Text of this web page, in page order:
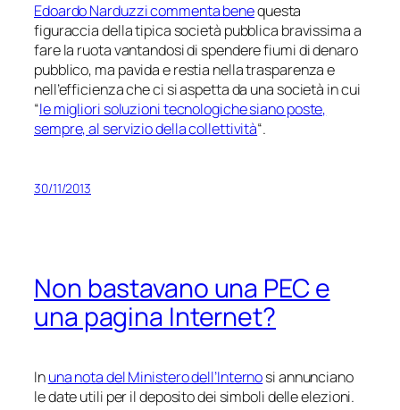
Edoardo Narduzzi commenta benequesta
figuraccia della tipica società pubblica bravissima a
fare la ruota vantandosi di spendere fiumi di denaro
pubblico, ma pavida e restia nella trasparenza e
nell’efficienza che ci si aspetta da una società in cui
“le migliori soluzioni tecnologiche siano poste,
sempre, al servizio della collettività“.
30/11/2013
Non bastavano una PEC e
una pagina Internet?
Inuna nota del Ministero dell’Internosi annunciano
le date utili per il deposito dei simboli delle elezioni.